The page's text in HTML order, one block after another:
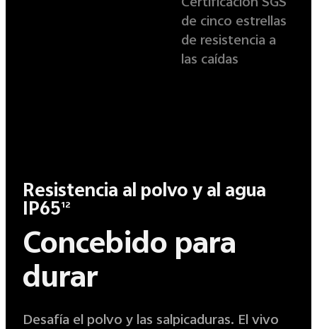
de cinco estrellas
de resistencia a
las caídas
Resistencia al polvo y al agua
IP6512
Concebido para
durar
Desafía el polvo y las salpicaduras. El vivo